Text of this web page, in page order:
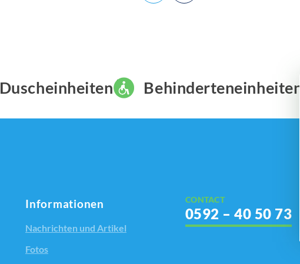
toiletvoorziening. Lees meer over dit project.
Duscheinheiten Behinderteneinheiten
Informationen
Nachrichten und Artikel
Fotos
CONTACT
0592 – 40 50 73